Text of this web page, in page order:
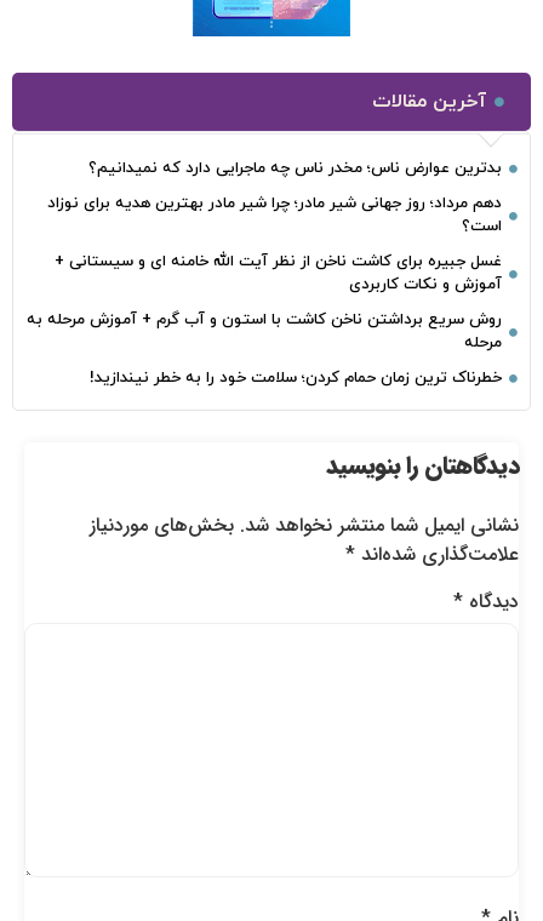
آخرین مقالات
بدترین عوارض ناس؛ مخدر ناس چه ماجرایی دارد که نمیدانیم؟
دهم مرداد؛ روز جهانی شیر مادر؛ چرا شیر مادر بهترین هدیه برای نوزاد
است؟
غسل جبیره برای کاشت ناخن از نظر آیت الله خامنه ای و سیستانی +
آموزش و نکات کاربردی
روش سریع برداشتن ناخن کاشت با استون و آب گرم + آموزش مرحله به
مرحله
خطرناک‌ ترین زمان‌ حمام کردن؛ سلامت خود را به خطر نیندازید!
دیدگاهتان را بنویسید
نشانی ایمیل شما منتشر نخواهد شد. بخش‌های موردنیاز
علامت‌گذاری شده‌اند*
دیدگاه*